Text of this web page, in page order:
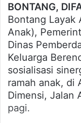
BONTANG,
Bontang Layak
Anak),
Dinas
Keluarga
sosialisasi
ramah anak, di
Dimensi, Jalan
pagi.